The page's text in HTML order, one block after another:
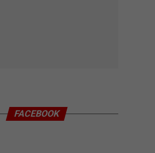
FACEBOOK